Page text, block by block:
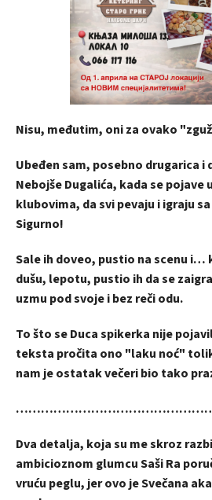
Nisu, međutim, oni za ovako
Ubeđen sam, posebno drugarica
Nebojše Dugalića, kada se pojave
klubovima, da svi pevaju i igraju
Sigurno!
Sale ih doveo, pustio na scenu i…
dušu, lepotu, pustio ih da se
uzmu pod svoje i bez reči odu.
To što se Duca spikerka nije
teksta pročita ono "laku noć"
nam je ostatak večeri bio tako
Dva detalja, koja su me skroz
ambicioznom glumcu Saši Ra
vruću peglu, jer ovo je Svečana